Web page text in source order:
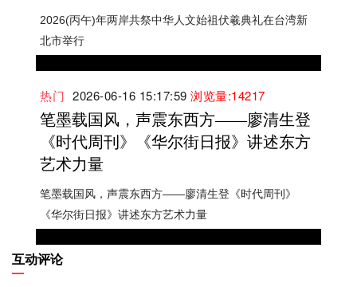
2026(丙午)年两岸共祭中华人文始祖伏羲典礼在台湾新
北市举行
热门 2026-06-16 15:17:59 浏览量:14217
笔墨载国风，声震东西方——廖清生登
《时代周刊》《华尔街日报》讲述东方
艺术力量
笔墨载国风，声震东西方——廖清生登《时代周刊》
《华尔街日报》讲述东方艺术力量
互动评论